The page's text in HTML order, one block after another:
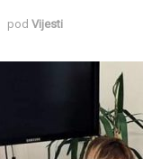
pod Vijesti